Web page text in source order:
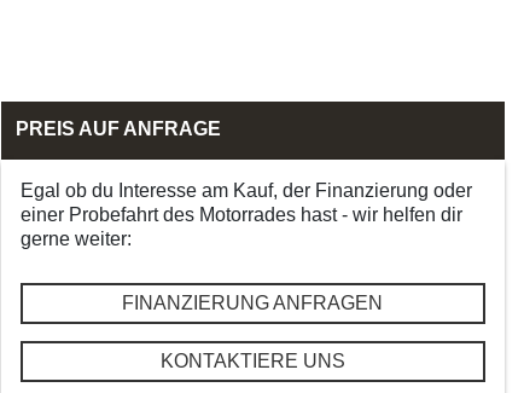
PREIS AUF ANFRAGE
Egal ob du Interesse am Kauf, der Finanzierung oder
einer Probefahrt des Motorrades hast - wir helfen dir
gerne weiter:
FINANZIERUNG ANFRAGEN
KONTAKTIERE UNS